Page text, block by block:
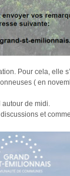
Pour cela,
( en
autour de midi.
et